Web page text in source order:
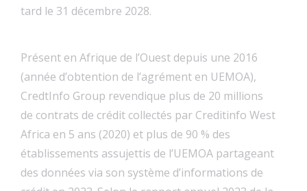
tard le 31 décembre 2028.
Présent en Afrique de l’Ouest depuis une 2016
(année d’obtention de l’agrément en UEMOA),
CredtInfo Group revendique plus de 20 millions
de contrats de crédit collectés par Creditinfo West
Africa en 5 ans (2020) et plus de 90 % des
établissements assujettis de l’UEMOA partageant
des données via son système d’informations de